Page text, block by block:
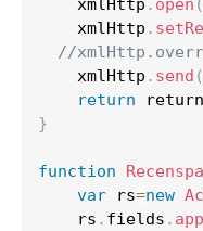
    xmlHttp
. open (
    xmlHttp
.
//
    xmlHttp
. send (
return
}
function
var rs=new
    rs
. fields .